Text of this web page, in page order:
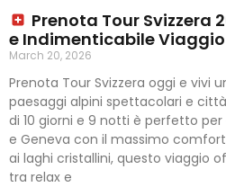
Prenota Tour Svizzera
e Indimenticabile Viaggio
March 20, 2026
Prenota Tour Svizzera oggi e vivi
paesaggi alpini spettacolari e
di 10 giorni e 9 notti è perfetto per
e Geneva con il massimo
ai laghi cristallini, questo viaggio
tra relax e